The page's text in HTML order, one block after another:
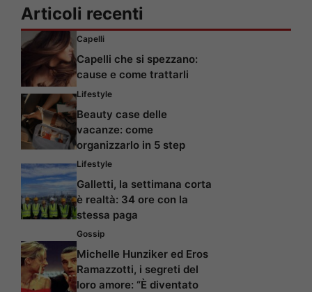
Articoli recenti
Capelli
Capelli che si spezzano:
cause e come trattarli
Lifestyle
Beauty case delle
vacanze: come
organizzarlo in 5 step
Lifestyle
Galletti, la settimana corta
è realtà: 34 ore con la
stessa paga
Gossip
Michelle Hunziker ed Eros
Ramazzotti, i segreti del
loro amore: “È diventato